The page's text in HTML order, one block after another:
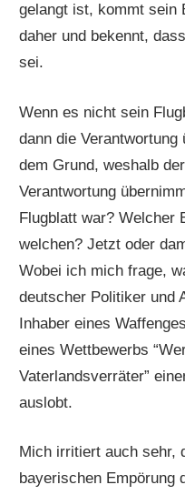
gelangt ist, kommt sein
daher und bekennt,
sei.
Wenn es nicht sein
dann die
dem Grund, weshalb
Verantwortung
Flugblatt war? Welcher
welchen? Jetzt oder
Wobei ich mich frage,
deutscher Politiker und
Inhaber eines
eines Wettbewerbs
Vaterlandsverräter”
auslobt.
Mich irritiert auch sehr,
bayerischen Empörung